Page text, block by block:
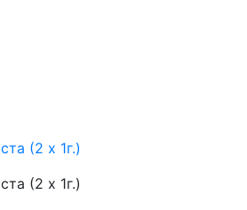
(2 x 1г.)
(2 x 1г.)